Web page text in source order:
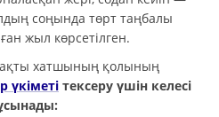
соңында төрт таңбалы
жыл көрсетілген.
хатшының қолының
үкіметі тексеру үшін келесі